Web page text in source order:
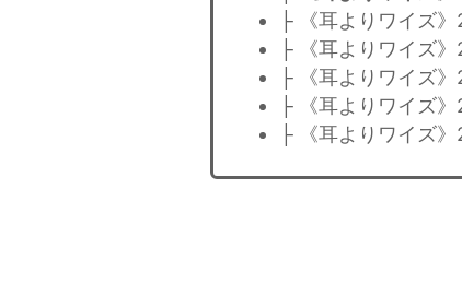
├ 《耳よりワイズ
├ 《耳よりワイズ
├ 《耳よりワイズ
├ 《耳よりワイズ
├ 《耳よりワイズ